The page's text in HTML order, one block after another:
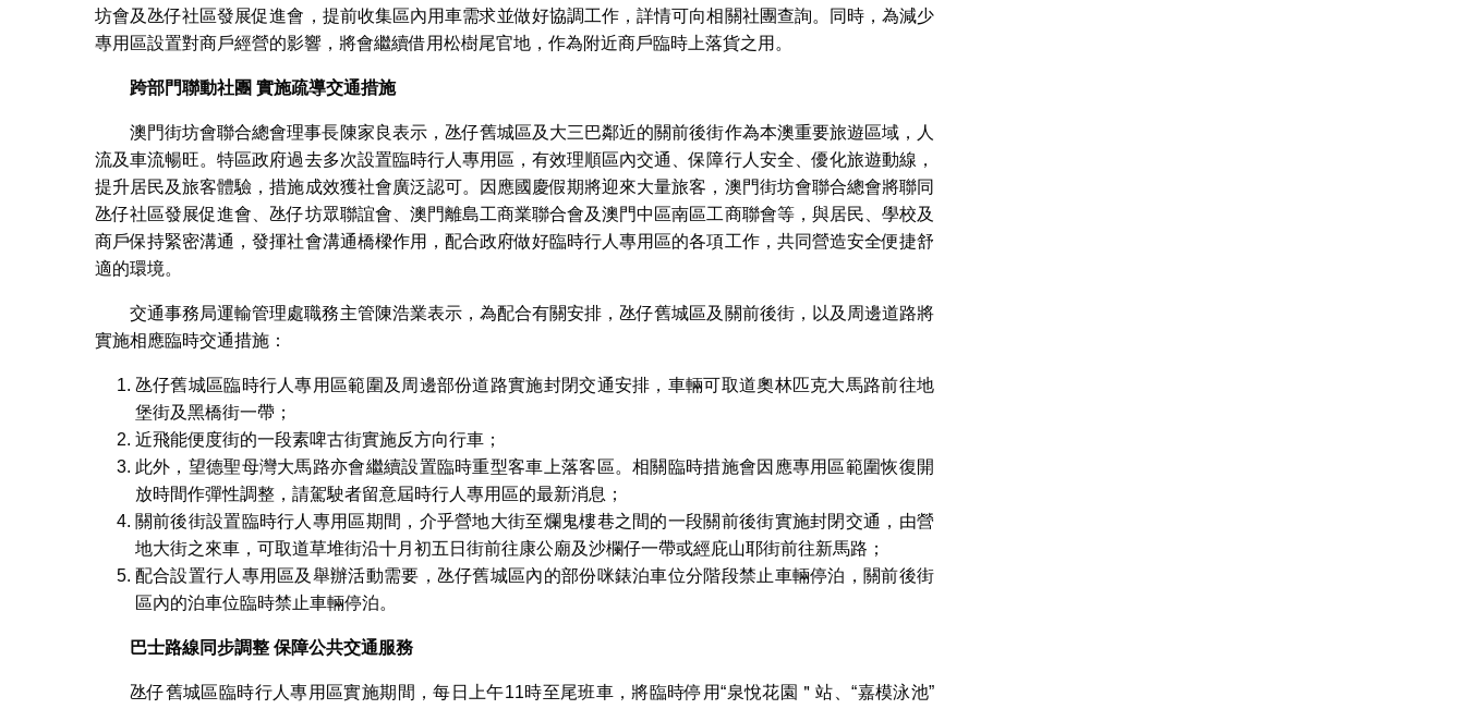
坊會及氹仔社區發展促進會，提前收集區內用車需求並做好協調工作，詳情可向相關社團查詢。同時，為減少
專用區設置對商戶經營的影響，將會繼續借用松樹尾官地，作為附近商戶臨時上落貨之用。
跨部門聯動社團 實施疏導交通措施
澳門街坊會聯合總會理事長陳家良表示，氹仔舊城區及大三巴鄰近的關前後街作為本澳重要旅遊區域，人
流及車流暢旺。特區政府過去多次設置臨時行人專用區，有效理順區內交通、保障行人安全、優化旅遊動線，
提升居民及旅客體驗，措施成效獲社會廣泛認可。因應國慶假期將迎來大量旅客，澳門街坊會聯合總會將聯同
氹仔社區發展促進會、氹仔坊眾聯誼會、澳門離島工商業聯合會及澳門中區南區工商聯會等，與居民、學校及
商戶保持緊密溝通，發揮社會溝通橋樑作用，配合政府做好臨時行人專用區的各項工作，共同營造安全便捷舒
適的環境。
交通事務局運輸管理處職務主管陳浩業表示，為配合有關安排，氹仔舊城區及關前後街，以及周邊道路將
實施相應臨時交通措施：
氹仔舊城區臨時行人專用區範圍及周邊部份道路實施封閉交通安排，車輛可取道奧林匹克大馬路前往地
堡街及黑橋街一帶；
近飛能便度街的一段素啤古街實施反方向行車；
此外，望德聖母灣大馬路亦會繼續設置臨時重型客車上落客區。相關臨時措施會因應專用區範圍恢復開
放時間作彈性調整，請駕駛者留意屆時行人專用區的最新消息；
關前後街設置臨時行人專用區期間，介乎營地大街至爛鬼樓巷之間的一段關前後街實施封閉交通，由營
地大街之來車，可取道草堆街沿十月初五日街前往康公廟及沙欄仔一帶或經庇山耶街前往新馬路；
配合設置行人專用區及舉辦活動需要，氹仔舊城區內的部份咪錶泊車位分階段禁止車輛停泊，關前後街
區內的泊車位臨時禁止車輛停泊。
巴士路線同步調整 保障公共交通服務
氹仔舊城區臨時行人專用區實施期間，每日上午11時至尾班車，將臨時停用“泉悅花園＂站、“嘉模泳池”